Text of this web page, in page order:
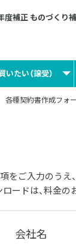
度補正 ものづくり
いたい（譲受）
各種契約書作成フォ
をご入力のうえ
ードは、料金
会社名